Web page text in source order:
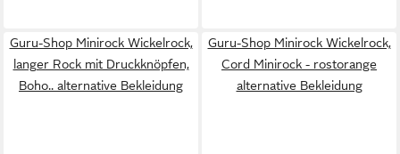
Guru-Shop Minirock Wickelrock,
langer Rock mit Druckknöpfen,
Boho.. alternative Bekleidung
Guru-Shop Minirock Wickelrock,
Cord Minirock - rostorange
alternative Bekleidung